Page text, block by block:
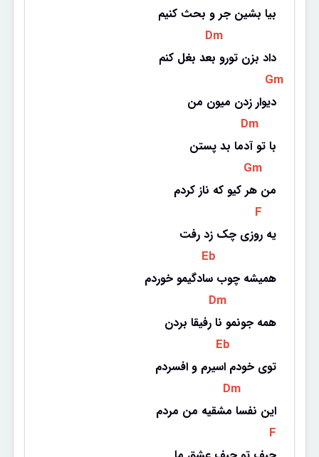
بیا بشین جر و بحث کنیم
Dm
داد بزن تورو بعد بغل کنم
Gm
دیوار زدن میون من
Dm
با تو آدما بد پستن
Gm
من هر کیو که ناز کردم
F
یه روزی چک زد رفت
Eb
همیشه چوب سادگیمو خوردم
Dm
همه جونمو نا رفیقا بردن
Eb
توی خودم اسیرم و افسردم
Dm
این نفسا مشقیه من مردم
F